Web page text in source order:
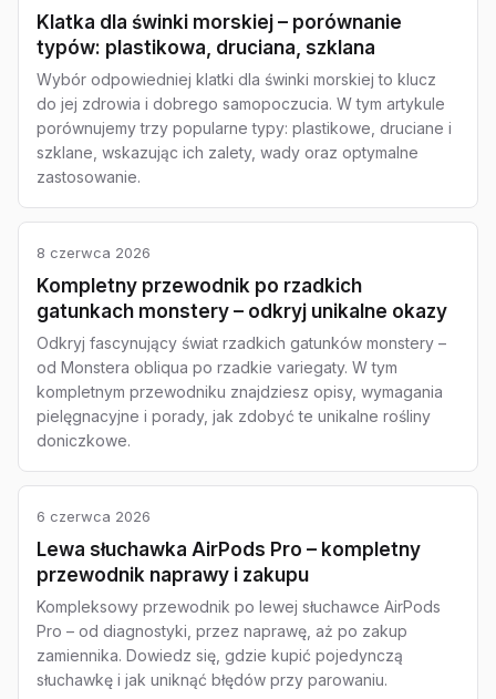
Klatka dla świnki morskiej – porównanie
typów: plastikowa, druciana, szklana
Wybór odpowiedniej klatki dla świnki morskiej to klucz
do jej zdrowia i dobrego samopoczucia. W tym artykule
porównujemy trzy popularne typy: plastikowe, druciane i
szklane, wskazując ich zalety, wady oraz optymalne
zastosowanie.
8 czerwca 2026
Kompletny przewodnik po rzadkich
gatunkach monstery – odkryj unikalne okazy
Odkryj fascynujący świat rzadkich gatunków monstery –
od Monstera obliqua po rzadkie variegaty. W tym
kompletnym przewodniku znajdziesz opisy, wymagania
pielęgnacyjne i porady, jak zdobyć te unikalne rośliny
doniczkowe.
6 czerwca 2026
Lewa słuchawka AirPods Pro – kompletny
przewodnik naprawy i zakupu
Kompleksowy przewodnik po lewej słuchawce AirPods
Pro – od diagnostyki, przez naprawę, aż po zakup
zamiennika. Dowiedz się, gdzie kupić pojedynczą
słuchawkę i jak uniknąć błędów przy parowaniu.